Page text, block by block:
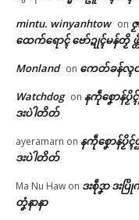
ကၠောန်သ္ပကေၚ်ကာမ္ၚဵုကဵုဒါန်တံ
စကာ sound box မ္ဂး ဂကောံ
February 26, 2026
In "ပရိုၚ်"
mintu. winyanhtow on
ထေက်ရောၚ် ဗော်ဍုၚ်မန်တၟိ
Monland on ကေတ်ခန်လ္
Watchdog on နကဵုစၞောန်ပၟိ
ဒးပဲါတိတ်
ayeramarn on နကဵုစၞောန်ပၟိ
ဒးပဲါတိတ်
Ma Nu Haw on ဒးစဵုဒၞာ ဒး
တၞံနာနာ